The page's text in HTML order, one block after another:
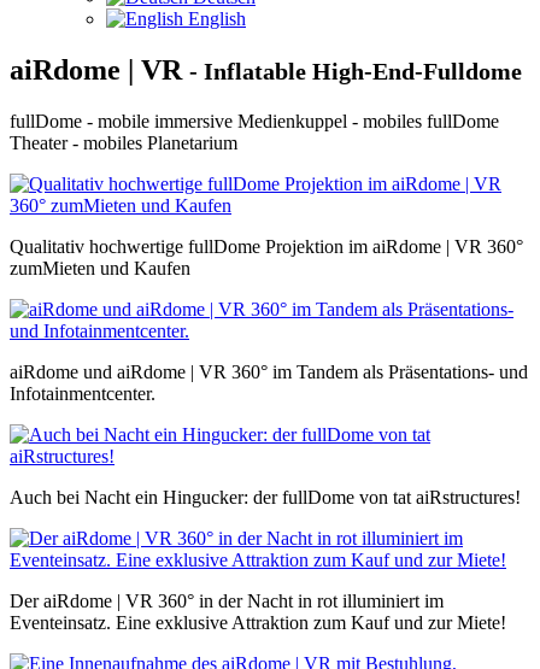
English
aiRdome | VR - Inflatable High-End-Fulldome
fullDome - mobile immersive Medienkuppel - mobiles fullDome
Theater - mobiles Planetarium
Qualitativ hochwertige fullDome Projektion im aiRdome | VR 360°
zumMieten und Kaufen
aiRdome und aiRdome | VR 360° im Tandem als Präsentations- und
Infotainmentcenter.
Auch bei Nacht ein Hingucker: der fullDome von tat aiRstructures!
Der aiRdome | VR 360° in der Nacht in rot illuminiert im
Eventeinsatz. Eine exklusive Attraktion zum Kauf und zur Miete!